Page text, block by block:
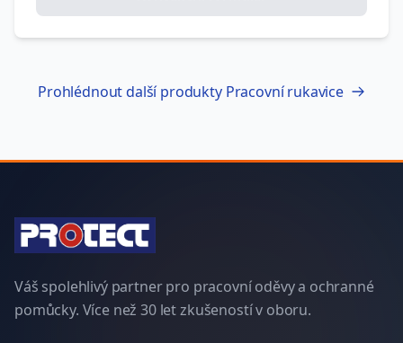
Prohlédnout další produkty Pracovní rukavice
Váš spolehlivý partner pro pracovní oděvy a ochranné
pomůcky. Více než 30 let zkušeností v oboru.